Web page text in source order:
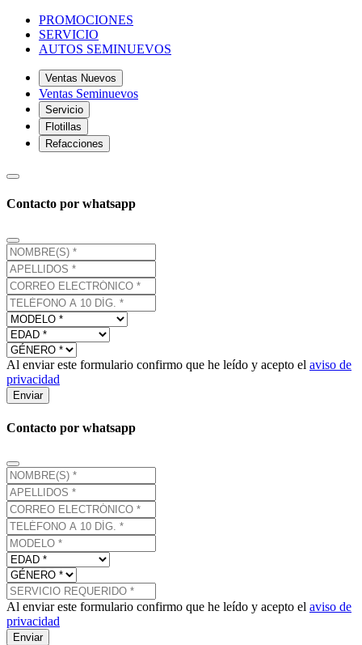
PROMOCIONES
SERVICIO
AUTOS SEMINUEVOS
Ventas Nuevos
Ventas Seminuevos
Servicio
Flotillas
Refacciones
Contacto por whatsapp
Al enviar este formulario confirmo que he leído y acepto el aviso de
privacidad
Enviar
Contacto por whatsapp
Al enviar este formulario confirmo que he leído y acepto el aviso de
privacidad
Enviar